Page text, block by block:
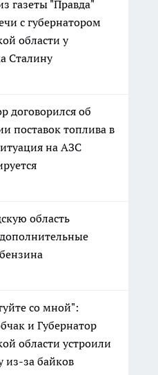
газеты "Правда"
с губернатором
области у
Сталину
договорился об
поставок топлива в
на АЗС
область
со мной":
и Губернатор
области устроили
из-за байков